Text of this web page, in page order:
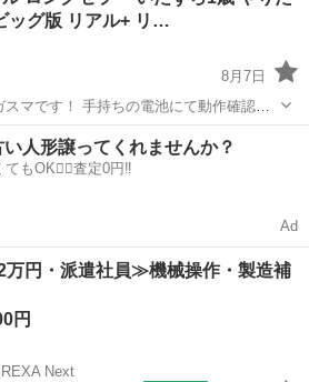
ッグ版 リアル+ リ…
8月7日
池にて動作確認済
問題な
おもちゃ ピープル
い人形譲ってくれませんか？
もOK🙆‍♀️査定0円‼️
Ad
円・派遣社員≫機械操作・製造補
円
Next